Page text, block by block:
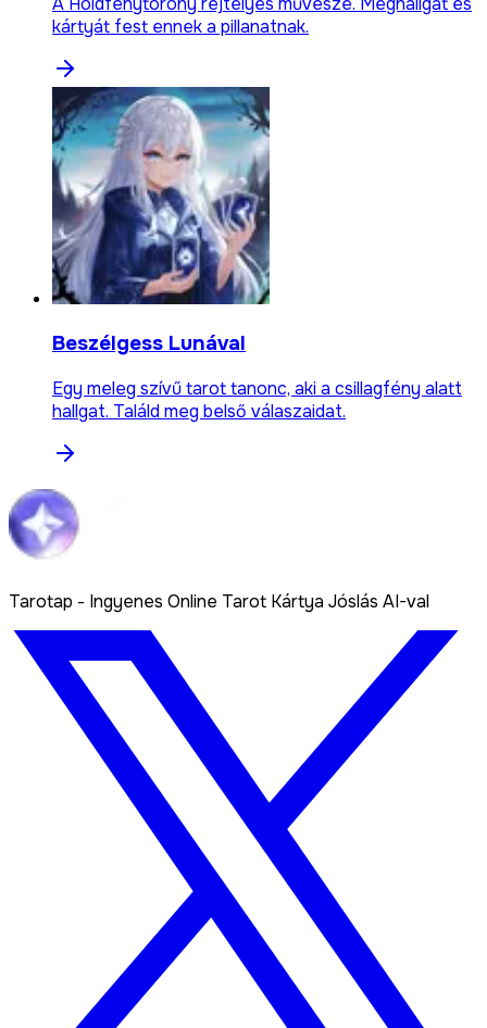
kártyát fest ennek a pillanatnak.
Beszélgess Lunával
Egy meleg szívű tarot tanonc, aki a csillagfény alatt
hallgat. Találd meg belső válaszaidat.
Tarotap - Ingyenes Online Tarot Kártya Jóslás AI-val